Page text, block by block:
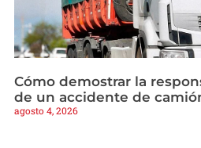
Cómo demostrar la
de un accidente de
agosto 4, 2026